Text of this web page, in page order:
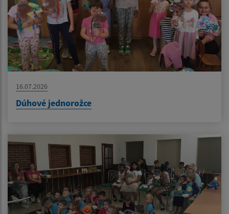
16.07.2026
Dúhové jednorožce